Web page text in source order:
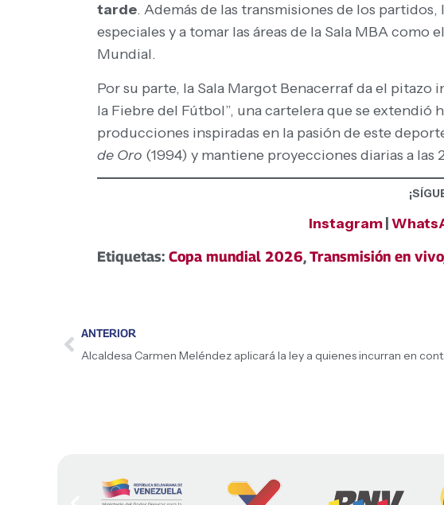
tarde. Además de las transmisiones de los
especiales y a tomar las áreas de la Sala MBA
Mundial.
Por su parte, la Sala Margot Benacerraf da el
la Fiebre del Fútbol”, una cartelera que se
producciones inspiradas en la pasión de este
de Oro (1994) y mantiene proyecciones diarias a las
Instagram
Etiquetas: Copa mundial 2026,Transmisión en vivo
ANTERIOR